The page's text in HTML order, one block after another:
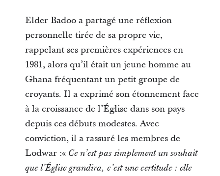
Elder Badoo a partagé une réflexion
personnelle tirée de sa propre vie,
rappelant ses premières expériences en
1981, alors qu’il était un jeune homme au
Ghana fréquentant un petit groupe de
croyants. Il a exprimé son étonnement face
à la croissance de l’Église dans son pays
depuis ces débuts modestes. Avec
conviction, il a rassuré les membres de
Lodwar :« Ce n’est pas simplement un souhait
que l’Église grandira, c’est une certitude : elle